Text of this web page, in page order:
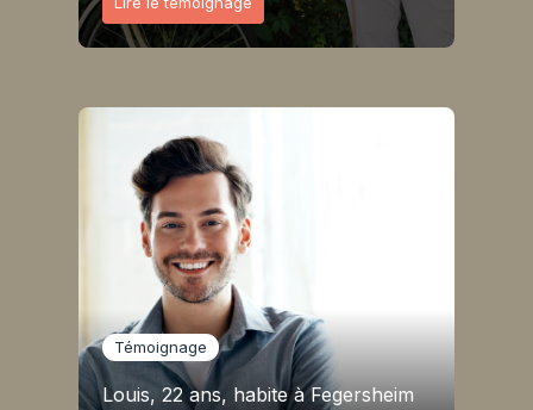
Témoignage
Louis, 22 ans, habite à Fegersheim